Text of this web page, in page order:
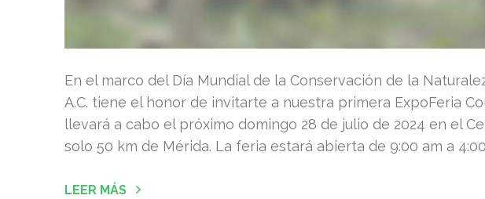
En el marco del Día Mundial de la Conservación de la
A.C. tiene el honor de invitarte a nuestra primera ExpoFeria
llevará a cabo el próximo domingo 28 de julio de 2024 en el
solo 50 km de Mérida. La feria estará abierta de 9:00 am a
LEER MÁS